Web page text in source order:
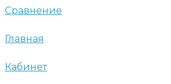
Сравнение
Главная
Кабинет